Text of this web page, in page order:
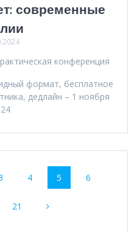
современные
конференция
формат, бесплатное
дедлайн – 1 ноября
Страница
4 Страница
5 Страница
6
Страница
21